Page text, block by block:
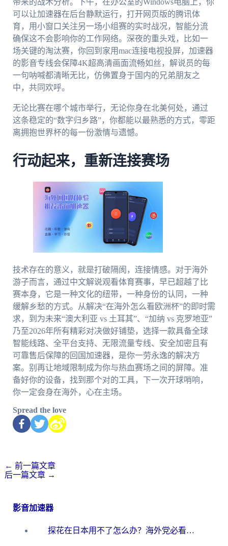
可以让加速器在后台静默运行，打开网页版的腾讯体
育，用小窗口关注另一场小组赛的实时战况，智能分流
确保这不会影响你的工作网络。深夜的重头戏，比如一
场关键的淘汰赛，你回到家用mac连接电视投屏，加速器
的影音专线会保障4K超高清画面流畅如丝，解说员的每
一句呐喊都清晰无比，仿佛置身于国内的兄弟朋友之
中，共同欢呼。
无论比赛在哪个城市举行，无论你身在北美何处，通过
这条稳定的“数字归乡路”，你都能以最熟悉的方式，零距
离拥抱世界杯的每一份激情与遗憾。
行动起来，重新连接赛场
技术存在的意义，就是打破隔阂，连接情感。对于海外
游子而言，通过中文解说观看体育赛事，早已超越了比
赛本身，它是一种文化的纽带，一种身份的认同，一种
缓解乡愁的方式。从解决“在海外怎么看欧洲杯”的即时需
求，到为未来“澳大利亚 vs 土耳其”、“加纳 vs 克罗地亚”
乃至2026年所有精彩对决做好铺垫，选择一款具备全球
智能线路、全平台支持、无限流量专线、安全加密且有
可靠售后保障的回国加速器，是你一劳永逸的解决方
案。别再让地域限制成为你与热血赛场之间的屏障。准
备好你的设备，找到那个对的工具，下一次开球哨响，
你一定会身在海外，心在主场。
Spread the love
← 前一篇文章
后一篇文章 →
影音加速器
探花在日本用不了怎么办？海外党必看的回国加速解决方案（附多场景实测）